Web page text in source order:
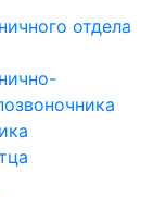
отдела